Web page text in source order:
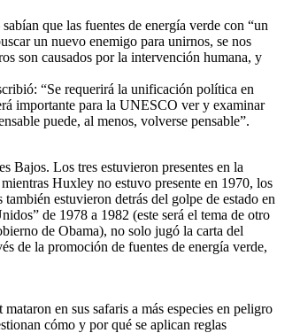
que las fuentes de energía verde con “un
un nuevo enemigo para unirnos, se nos
son causados ​​por la intervención humana, y
“Se requerirá la unificación política en
importante para la UNESCO ver y examinar
puede, al menos, volverse pensable”.
Bajos. Los tres estuvieron presentes en la
Huxley no estuvo presente en 1970, los
estuvieron detrás del golpe de estado en
de 1978 a 1982 (este será el tema de otro
de Obama), no solo jugó la carta del
de la promoción de fuentes de energía verde,
en sus safaris a más especies en peligro
cómo y por qué se aplican reglas